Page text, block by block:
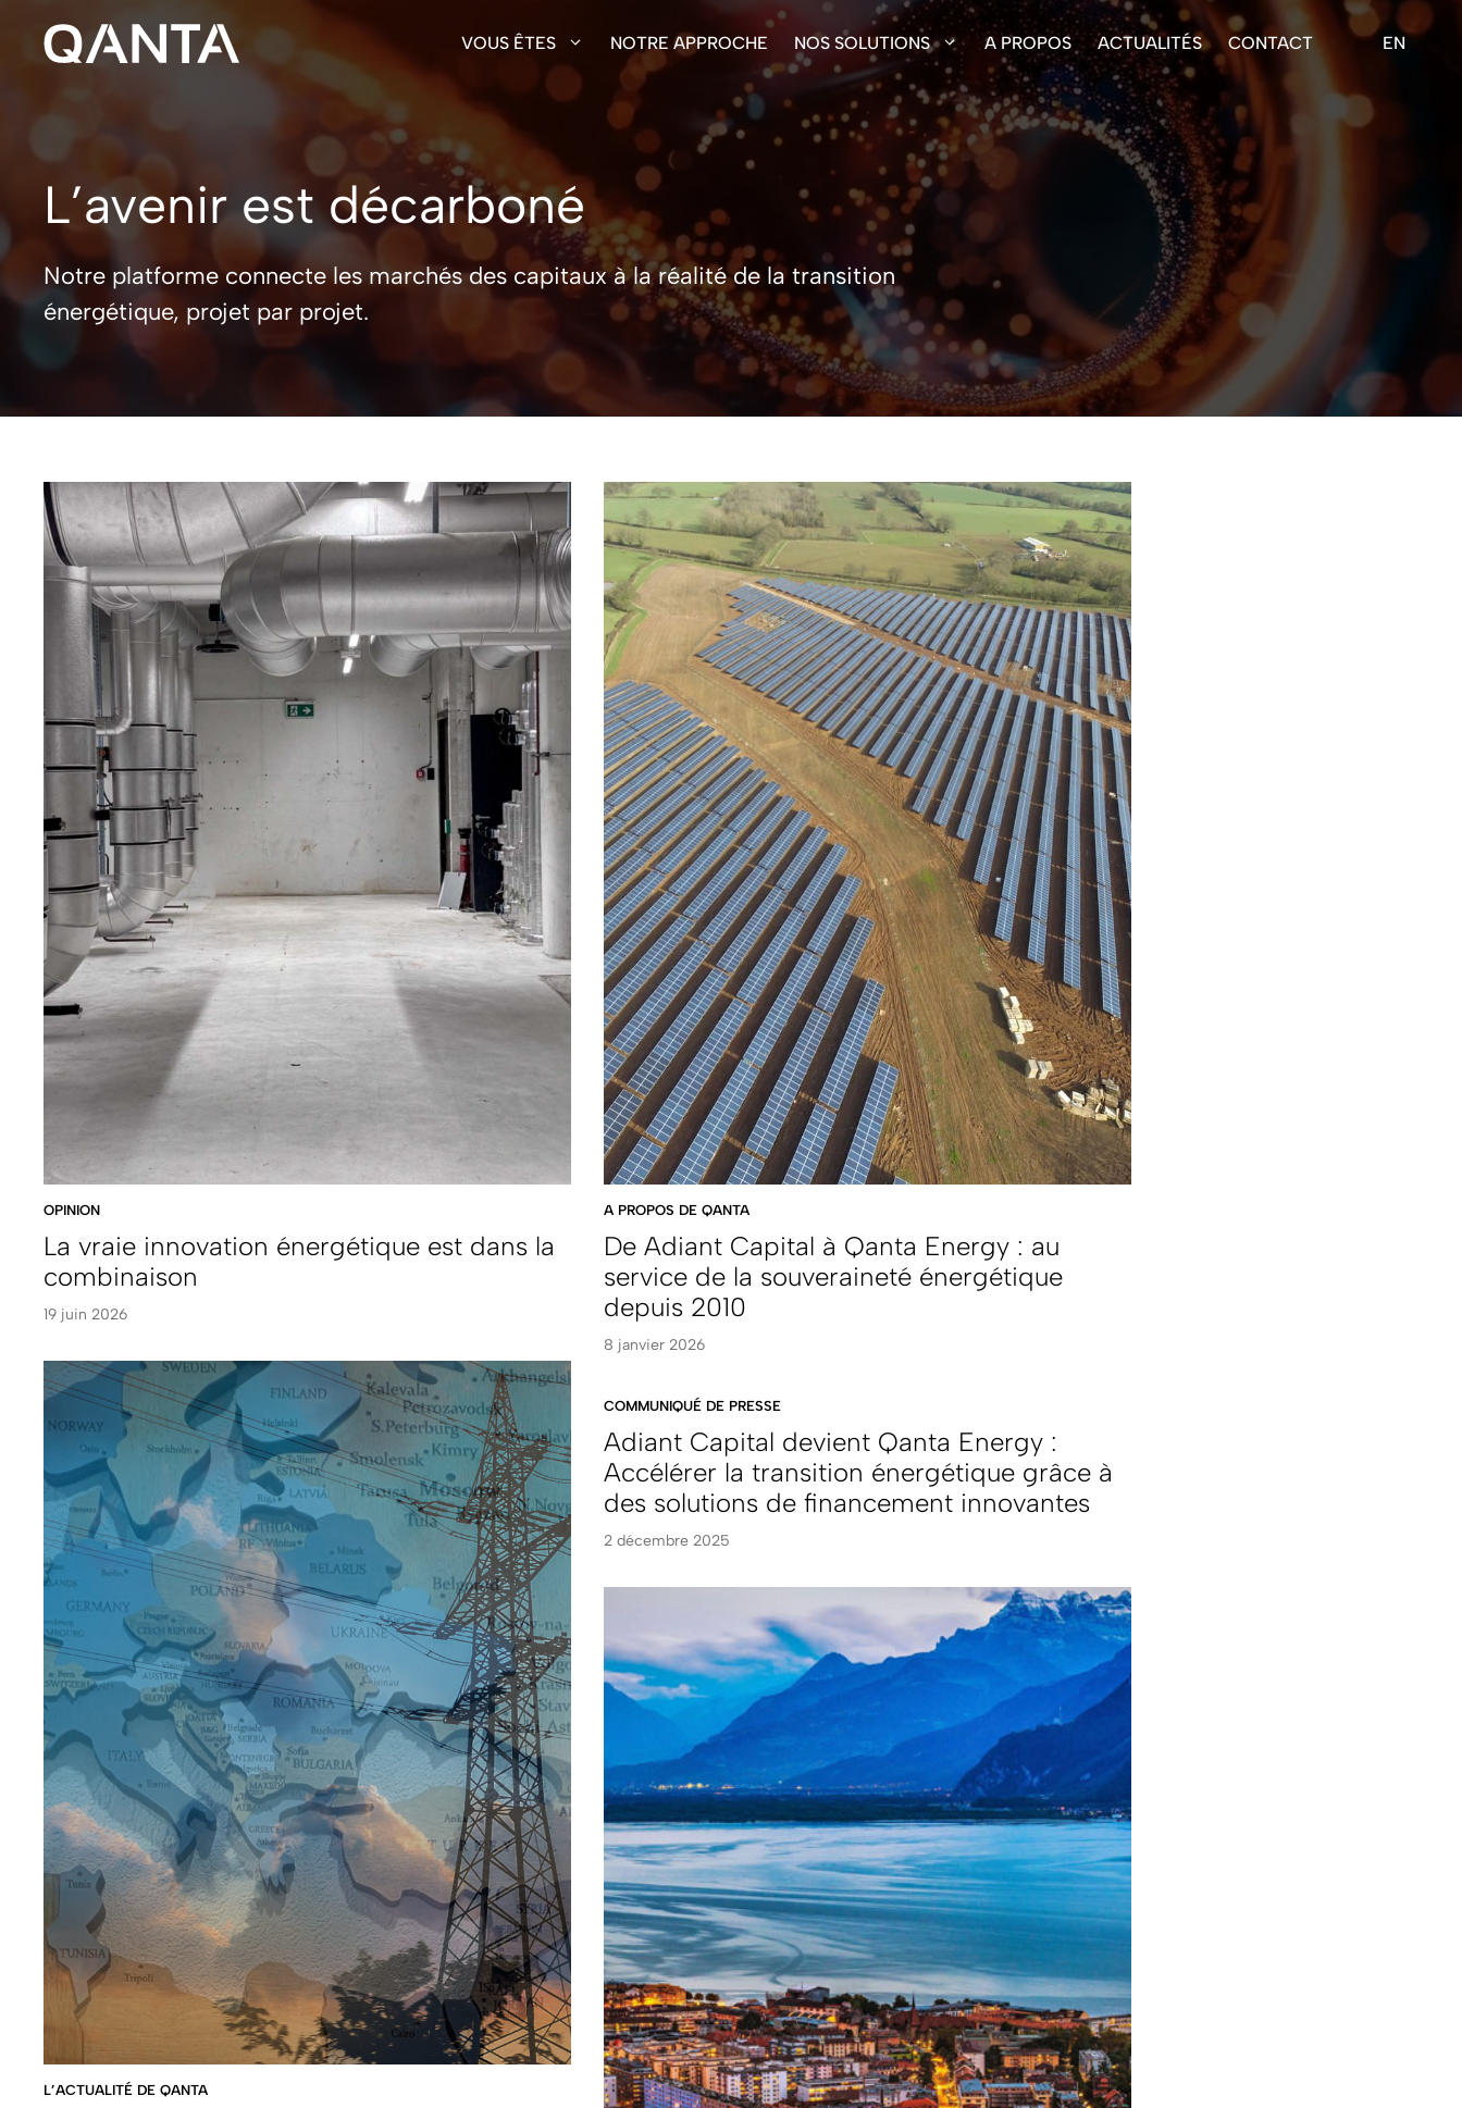
contenu
VOUS ÊTES NOTRE APPROCHE NOS SOLUTIONS A PROPOS ACTUALITÉS CONTACT EN
L’avenir est décarboné
Notre platforme connecte les marchés des capitaux à la réalité de la transition
énergétique, projet par projet.
OPINION
La vraie innovation énergétique est dans la
combinaison
19 juin 2026
L’ACTUALITÉ DE QANTA
A PROPOS DE QANTA
De Adiant Capital à Qanta Energy : au
service de la souveraineté énergétique
depuis 2010
8 janvier 2026
COMMUNIQUÉ DE PRESSE
Adiant Capital devient Qanta Energy :
Accélérer la transition énergétique grâce à
des solutions de financement innovantes
2 décembre 2025